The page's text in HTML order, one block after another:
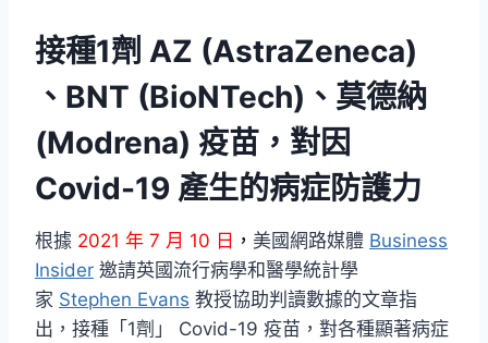
接種1劑 AZ (AstraZeneca)
、BNT (BioNTech)、莫德納
(Modrena) 疫苗，對因
Covid-19 產生的病症防護力
根據 2021 年 7 月 10 日 ， 美國網路媒體 Business
Insider 邀請英國流行病學和醫學統計學
家 Stephen Evans 教授協助判讀數據的文章指
出，接種「1劑」 Covid-19 疫苗，對各種顯著病症